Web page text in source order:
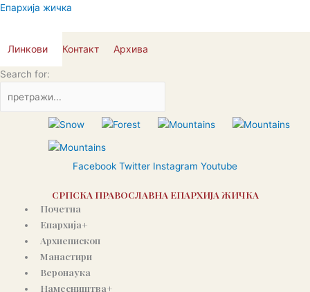
Skip
Епархија жичка
Линкови Контакт Архива
Search for:
Facebook Twitter Instagram Youtube
СРПСКА ПРАВОСЛАВНА ЕПАРХИЈА ЖИЧКА
Почетна
Епархија+
Архиепископ
Манастири
Веронаука
Намесништва+